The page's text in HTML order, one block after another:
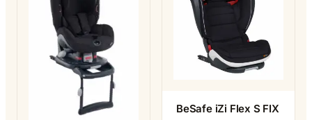
BeSafe iZi Flex S FIX